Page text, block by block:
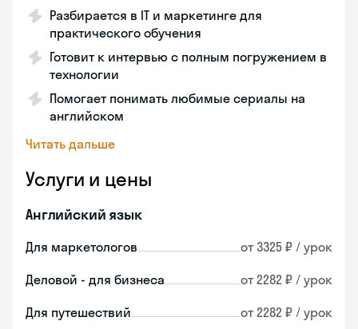
Разбирается в IT и маркетинге для
практического обучения
Готовит к интервью с полным погружением в
технологии
Помогает понимать любимые сериалы на
английском
Читать дальше
Услуги и цены
Английский язык
Для маркетологов от 3325 ₽ / урок
Деловой - для бизнеса от 2282 ₽ / урок
Для путешествий от 2282 ₽ / урок